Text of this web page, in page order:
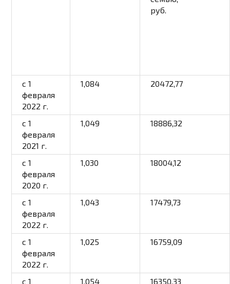
руб.
c 1
февраля
2022 г.
1,084 20472,77
c 1
февраля
2021 г.
1,049 18886,32
c 1
февраля
2020 г.
1,030 18004,12
c 1
февраля
2022 г.
1,043 17479,73
c 1
февраля
2022 г.
1,025 16759,09
c 1 1,054 16350,33